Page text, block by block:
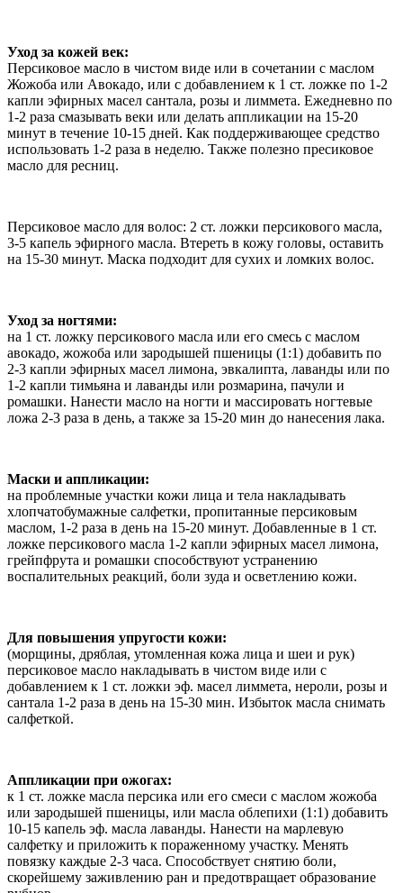
Уход за кожей век:
Персиковое масло в чистом виде или в сочетании с маслом
Жожоба или Авокадо, или с добавлением к 1 ст. ложке по 1-2
капли эфирных масел сантала, розы и лиммета. Ежедневно по
1-2 раза смазывать веки или делать аппликации на 15-20
минут в течение 10-15 дней. Как поддерживающее средство
использовать 1-2 раза в неделю. Также полезно пресиковое
масло для ресниц.
Персиковое масло для волос: 2 ст. ложки персикового масла,
3-5 капель эфирного масла. Втереть в кожу головы, оставить
на 15-30 минут. Маска подходит для сухих и ломких волос.
Уход за ногтями:
на 1 ст. ложку персикового масла или его смесь с маслом
авокадо, жожоба или зародышей пшеницы (1:1) добавить по
2-3 капли эфирных масел лимона, эвкалипта, лаванды или по
1-2 капли тимьяна и лаванды или розмарина, пачули и
ромашки. Нанести масло на ногти и массировать ногтевые
ложа 2-3 раза в день, а также за 15-20 мин до нанесения лака.
Маски и аппликации:
на проблемные участки кожи лица и тела накладывать
хлопчатобумажные салфетки, пропитанные персиковым
маслом, 1-2 раза в день на 15-20 минут. Добавленные в 1 ст.
ложке персикового масла 1-2 капли эфирных масел лимона,
грейпфрута и ромашки способствуют устранению
воспалительных реакций, боли зуда и осветлению кожи.
Для повышения упругости кожи:
(морщины, дряблая, утомленная кожа лица и шеи и рук)
персиковое масло накладывать в чистом виде или с
добавлением к 1 ст. ложки эф. масел лиммета, нероли, розы и
сантала 1-2 раза в день на 15-30 мин. Избыток масла снимать
салфеткой.
Аппликации при ожогах:
к 1 ст. ложке масла персика или его смеси с маслом жожоба
или зародышей пшеницы, или масла облепихи (1:1) добавить
10-15 капель эф. масла лаванды. Нанести на марлевую
салфетку и приложить к пораженному участку. Менять
повязку каждые 2-3 часа. Способствует снятию боли,
скорейшему заживлению ран и предотвращает образование